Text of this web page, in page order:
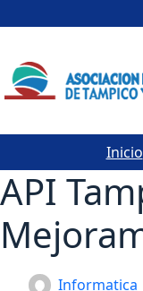
al
Inicio
API
Informatica